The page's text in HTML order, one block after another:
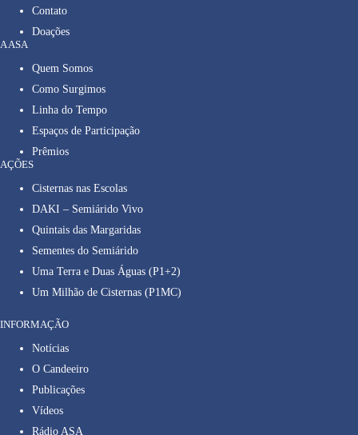
Contato
Doações
A ASA
Quem Somos
Como Surgimos
Linha do Tempo
Espaços de Participação
Prêmios
AÇÕES
Cisternas nas Escolas
DAKI – Semiárido Vivo
Quintais das Margaridas
Sementes do Semiárido
Uma Terra e Duas Águas (P1+2)
Um Milhão de Cisternas (P1MC)
INFORMAÇÃO
Notícias
O Candeeiro
Publicações
Vídeos
Rádio ASA